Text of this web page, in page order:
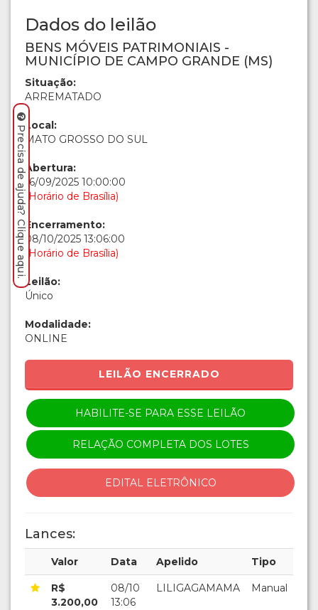
Dados do leilão
BENS MÓVEIS PATRIMONIAIS -
MUNICÍPIO DE CAMPO GRANDE (MS)
Situação:
ARREMATADO
Local:
MATO GROSSO DO SUL
Abertura:
16/09/2025 10:00:00
(Horário de Brasília)
Encerramento:
08/10/2025 13:06:00
(Horário de Brasília)
Leilão:
Único
Modalidade:
ONLINE
LEILÃO ENCERRADO
HABILITE-SE PARA ESSE LEILÃO
RELAÇÃO COMPLETA DOS LOTES
EDITAL ELETRÔNICO
Lances:
Valor Data Apelido Tipo
R$
3.200,00
08/10
13:06
LILIGAGAMAMA Manual
Precisa de ajuda? Clique aqui.